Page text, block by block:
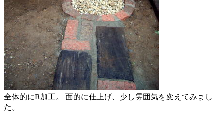
全体的にR加工。 面的に仕上げ、少し雰囲気を変えてみまし
た。